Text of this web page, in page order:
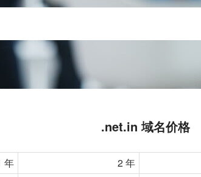
.net.in 域名价格
年 2 年